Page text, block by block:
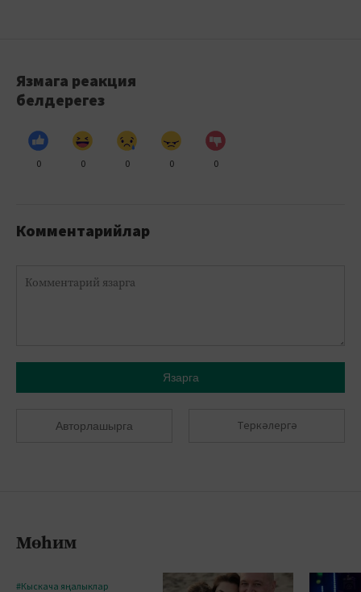
Язмага реакция
белдерегез
0 0 0 0 0
Комментарийлар
Язарга
Авторлашырга Теркәлергә
Мөһим
#Кыскача яңалыклар